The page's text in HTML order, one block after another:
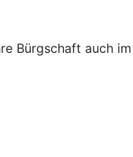
Bürgschaft auch